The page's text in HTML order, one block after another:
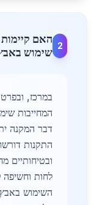
2
האם
שימוש באבץ
במרכז,
המחייבות
דבר המקנה
התקנות
ובטיחותיים
לחות וחשיפה
השימוש